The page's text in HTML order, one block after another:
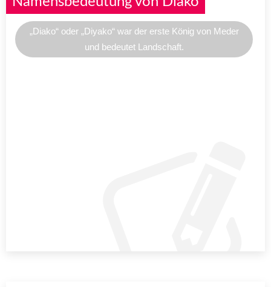
„Diako“ oder „Diyako“ war der erste König von Meder
und bedeutet Landschaft.